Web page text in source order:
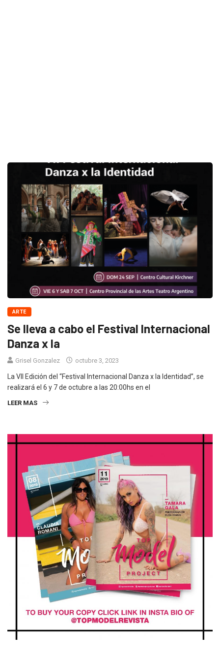
ARTE
Se lleva a cabo el Festival Internacional
Danza x la
Grisel Gonzalez octubre 3, 2023
La VII Edición del “Festival Internacional Danza x la Identidad”, se
realizará el 6 y 7 de octubre a las 20:00hs en el
LEER MAS